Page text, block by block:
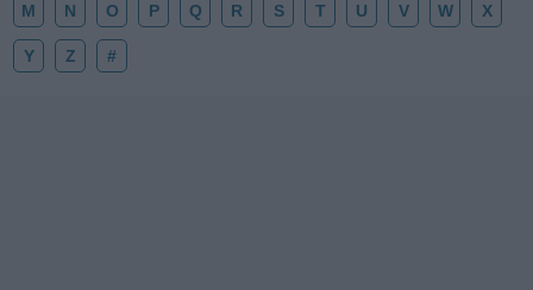
M N O P Q R S T U V W X
Y Z #